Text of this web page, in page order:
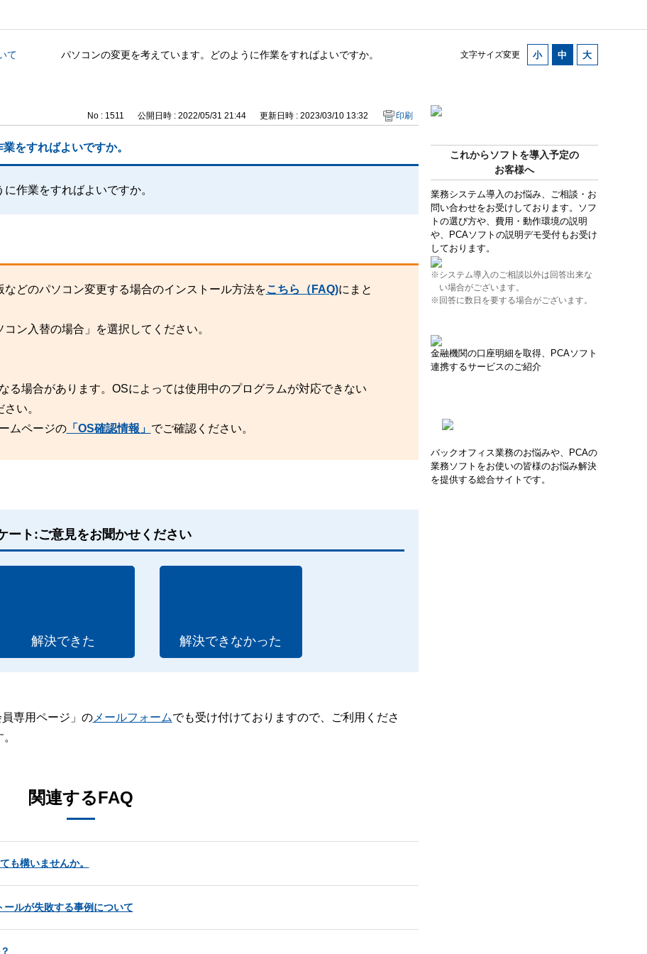
文字サイズ変更
て パソコンの変更を考えています。どのように作業をすればよいですか。
これからソフトを導入予定の
お客様へ
業務システム導入のお悩み、ご相談・お
問い合わせをお受けしております。ソフ
トの選び方や、費用・動作環境の説明
や、PCAソフトの説明デモ受付もお受け
しております。
※システム導入のご相談以外は回答出来な
い場合がございます。
※回答に数日を要する場合がございます。
金融機関の口座明細を取得、PCAソフト
連携するサービスのご紹介
バックオフィス業務のお悩みや、PCAの
業務ソフトをお使いの皆様のお悩み解決
を提供する総合サイトです。
No : 1511 公開日時 : 2022/05/31 21:44 更新日時 : 2023/03/10 13:32 印刷
をすればよいですか。
作業をすればよいですか。
どのパソコン変更する場合のインストール方法をこちら（FAQ)にまと
ン入替の場合」を選択してください。
る場合があります。OSによっては使用中のプログラムが対応できない
い。
ムページの「OS確認情報」 でご確認ください。
ート:ご意見をお聞かせください
解決できた 解決できなかった
専用ページ」のメールフォームでも受け付けておりますので、ご利用くださ
関連するFAQ
も構いませんか。
ルが失敗する事例について